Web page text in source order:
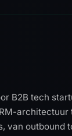
B2B tech
architectuur
van outbound